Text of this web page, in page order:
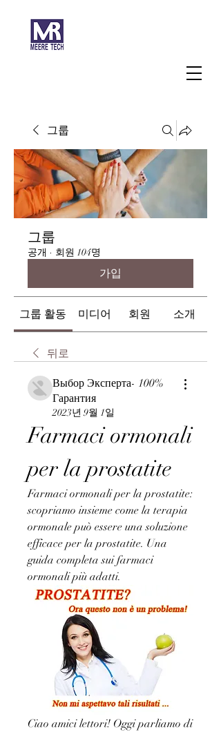
그룹
그룹
공개 · 회원 104명
가입
그룹 활동 미디어 회원 소개
뒤로
Выбор Эксперта- 100%
Гарантия
2023년 9월 1일
Farmaci ormonali
per la prostatite
Farmaci ormonali per la prostatite:
scopriamo insieme come la terapia
ormonale può essere una soluzione
efficace per la prostatite. Una
guida completa sui farmaci
ormonali più adatti.
Ciao amici lettori! Oggi parliamo di